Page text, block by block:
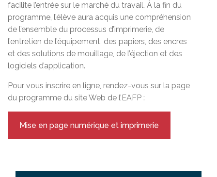
facilite l’entrée sur le marché du travail. À la fin du
programme, l’élève aura acquis une compréhension
de l’ensemble du processus d’imprimerie, de
l’entretien de l’équipement, des papiers, des encres
et des solutions de mouillage, de l’éjection et des
logiciels d’application.
Pour vous inscrire en ligne, rendez-vous sur la page
du programme du site Web de l’EAFP :
Mise en page numérique et imprimerie